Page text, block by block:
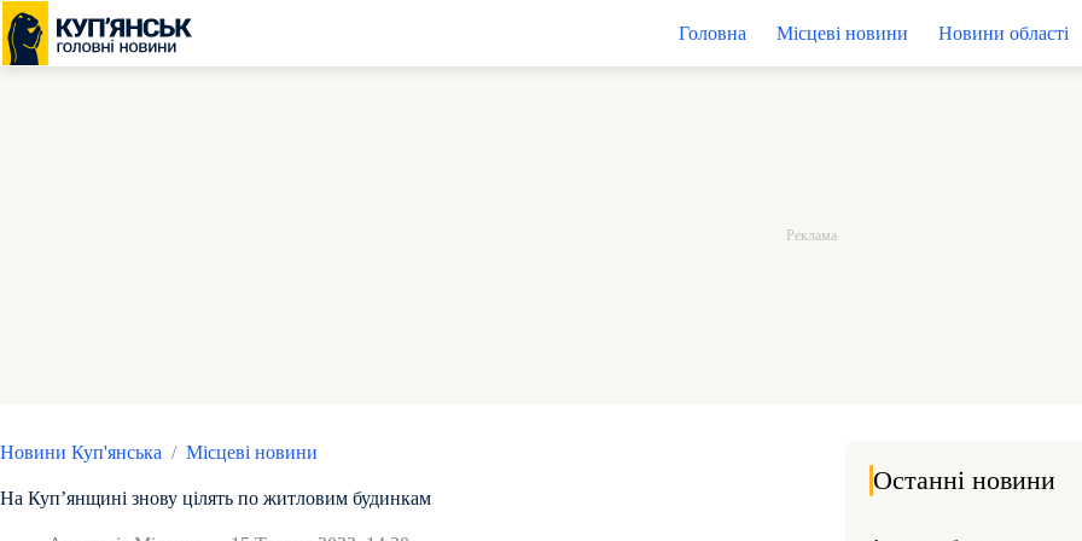
Перейти
до
вмісту
Головна Місцеві новини Новини області
Новини Куп'янська / Місцеві новини
На Купʼянщині знову цілять по житловим будинкам
Останні новини